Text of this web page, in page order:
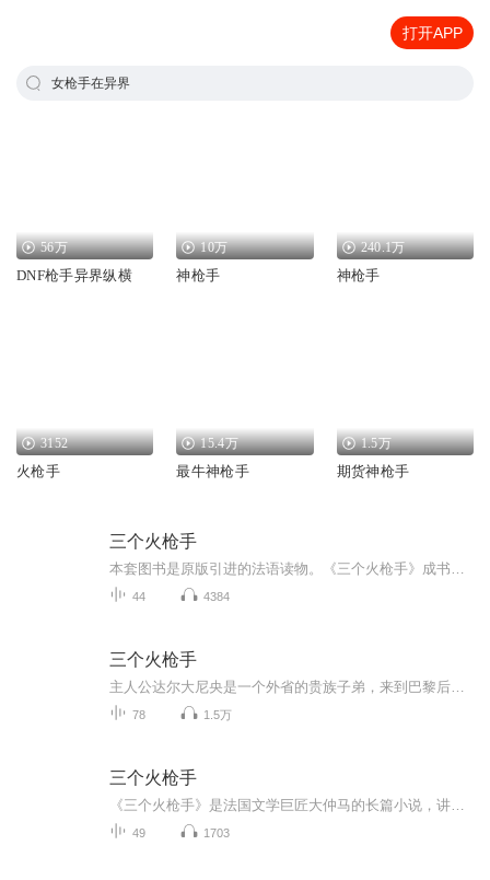
打开APP
女枪手在异界
56万
DNF枪手异界纵横
10万
神枪手
240.1万
神枪手
3152
火枪手
15.4万
最牛神枪手
1.5万
期货神枪手
三个火枪手
44 4384
三个火枪手
78 1.5万
三个火枪手
49 1703